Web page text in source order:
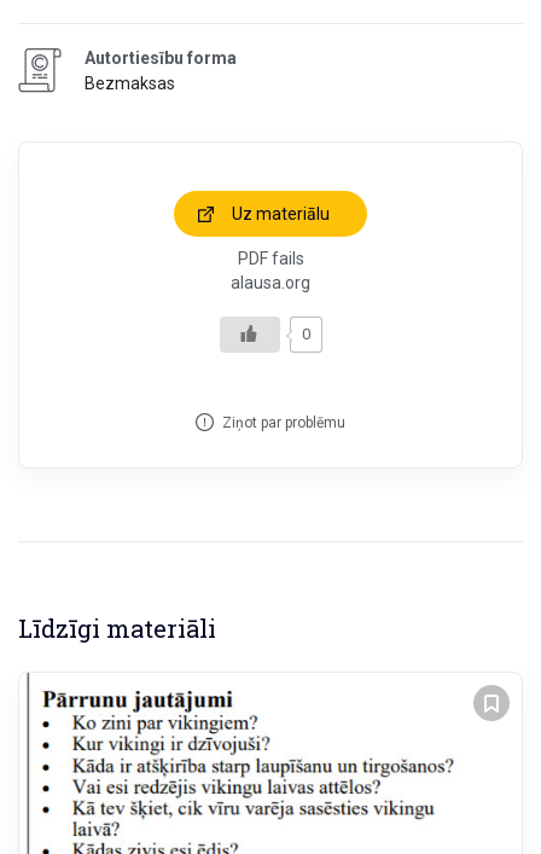
Autortiesību forma
Bezmaksas
Uz materiālu
PDF fails
alausa.org
0
Ziņot par problēmu
Līdzīgi materiāli